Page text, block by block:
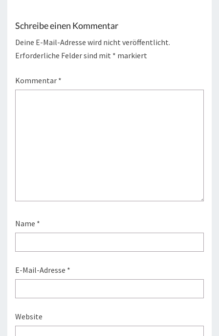
Schreibe einen Kommentar
Deine E-Mail-Adresse wird nicht veröffentlicht.
Erforderliche Felder sind mit * markiert
Kommentar *
Name *
E-Mail-Adresse *
Website